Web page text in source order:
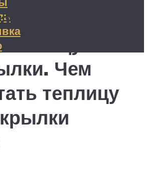
после
Чем
теплицу